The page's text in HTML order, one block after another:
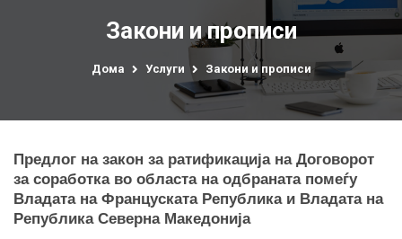
Закони и прописи
Дома Услуги Закони и прописи
Предлог на закон за ратификација на Договорот
за соработка во областа на одбраната помеѓу
Владата на Француската Република и Владата на
Република Северна Македонија